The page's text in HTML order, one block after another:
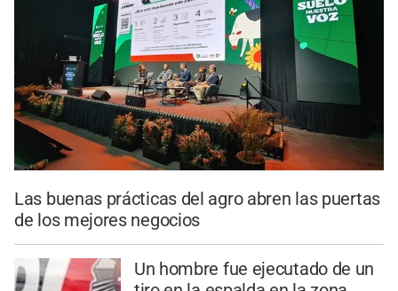
Las buenas prácticas del agro abren las puertas
de los mejores negocios
Un hombre fue ejecutado de un